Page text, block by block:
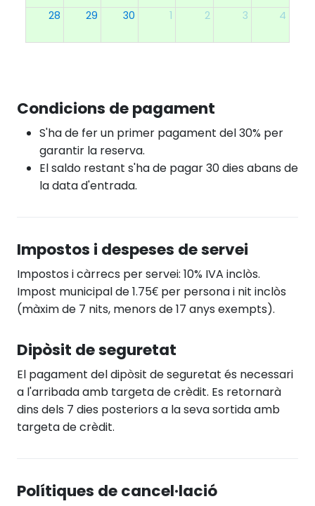
28 29 30 1 2 3 4
Condicions de pagament
S'ha de fer un primer pagament del 30% per
garantir la reserva.
El saldo restant s'ha de pagar 30 dies abans de
la data d'entrada.
Impostos i despeses de servei
Impostos i càrrecs per servei: 10% IVA inclòs.
Impost municipal de 1.75€ per persona i nit inclòs
(màxim de 7 nits, menors de 17 anys exempts).
Dipòsit de seguretat
El pagament del dipòsit de seguretat és necessari
a l'arribada amb targeta de crèdit. Es retornarà
dins dels 7 dies posteriors a la seva sortida amb
targeta de crèdit.
Polítiques de cancel·lació